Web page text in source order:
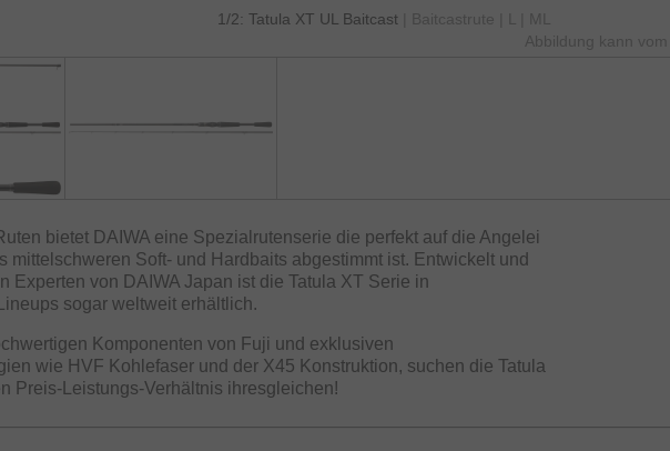
1/2: Tatula XT UL Baitcast
| Baitcastrute | L | ML
Abbildung kann
bietet DAIWA eine Spezialrutenserie die perfekt auf die Angelei
mittelschweren Soft- und Hardbaits abgestimmt ist. Entwickelt und
Experten von DAIWA Japan ist die Tatula XT Serie in
sogar weltweit erhältlich.
Komponenten von Fuji und exklusiven
wie HVF Kohlefaser und der X45 Konstruktion, suchen die Tatula
Preis-Leistungs-Verhältnis ihresgleichen!